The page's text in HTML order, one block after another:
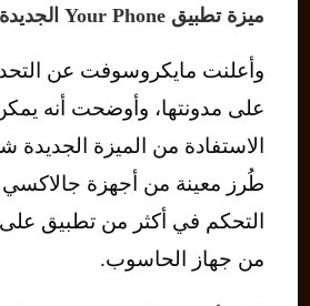
ميزة تطبيق Your Phone الجديدة
وأعلنت مايكروسوفت عن
على مدونتها، وأوضحت أنه
الاستفادة من الميزة الجديدة
طُرز معينة من أجهزة جالاكسي
التحكم في أكثر من تطبيق على
من جهاز الحاسوب.